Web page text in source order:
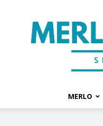
MERLO